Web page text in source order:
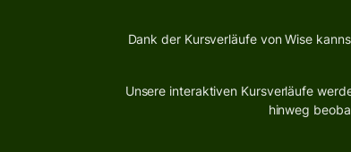
Dank der Kursverläufe von Wise
Unsere interaktiven Kursverläufe
hinweg